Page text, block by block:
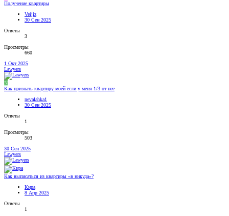
Получение квартиры
Veijiz
30 Сен 2025
Ответы
3
Просмотры
660
1 Окт 2025
Lawyers
N
Как признать квартиру моей если у меня 1/3 от нее
nevalahka1
30 Сен 2025
Ответы
1
Просмотры
503
30 Сен 2025
Lawyers
Как выписаться из квартиры «в никуда»?
Кира
8 Апр 2025
Ответы
1